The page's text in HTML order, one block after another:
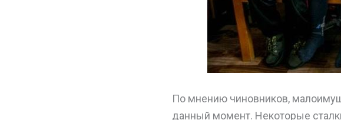
По мнению чиновников,
данный момент. Некоторые